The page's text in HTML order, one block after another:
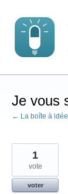
au
contenu
Je vous
← La boîte à
1
vote
voter